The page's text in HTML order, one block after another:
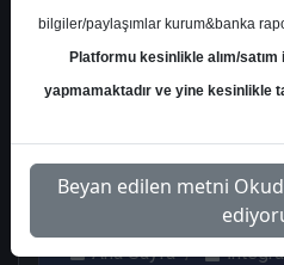
11 3
Ana Sayfa
bilgiler/paylaşımlar kurum&banka
Platformu kesinlikle alım/
yapmamaktadır ve yine kesinlikle
Beyan edilen metni